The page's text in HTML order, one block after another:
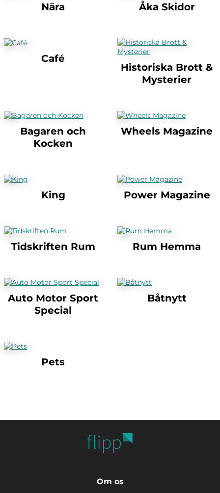
Nära Åka Skidor
Café
Historiska Brott &
Mysterier
Bagaren och
Kocken
Wheels Magazine
King Power Magazine
Tidskriften Rum Rum Hemma
Auto Motor Sport
Special
Båtnytt
Pets
Om os